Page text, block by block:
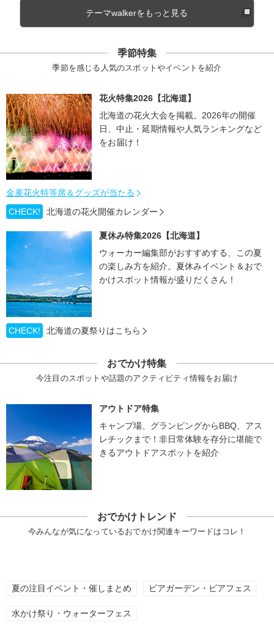
テーマwalkerをもっと見る
季節特集
季節を感じる人気のスポットやイベントを紹介
花火特集2026【北海道】
北海道の花火大会を掲載。2026年の開催
日、中止・延期情報や人気ランキングなど
をお届け！
金麦花火特等席＆グッズが当たる
CHECK!
北海道の花火開催カレンダー
夏休み特集2026【北海道】
ウォーカー編集部がおすすめする、この夏
の楽しみ方を紹介。夏休みイベント＆おで
かけスポット情報が盛りだくさん！
CHECK! 北海道の夏祭りはこちら
おでかけ特集
今注目のスポットや話題のアクティビティ情報をお届け
アウトドア特集
キャンプ場、グランピングからBBQ、アス
レチックまで！非日常体験を存分に堪能で
きるアウトドアスポットを紹介
おでかけトレンド
今みんなが気になっているおでかけ関連キーワードはコレ！
夏の注目イベント・催しまとめ ビアガーデン・ビアフェス
水かけ祭り・ウォーターフェス